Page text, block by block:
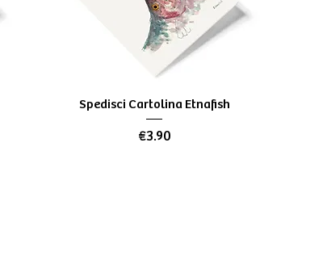
Quick View
Spedisci Cartolina Etnafish
Price
€3.90